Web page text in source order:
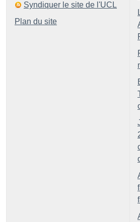
Syndiquer le site de l'UCL
Plan du site